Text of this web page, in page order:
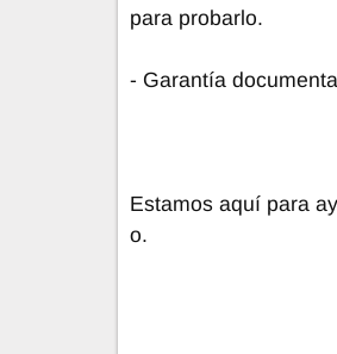
para probarlo.
- Garantía
Estamos aquí para
o.